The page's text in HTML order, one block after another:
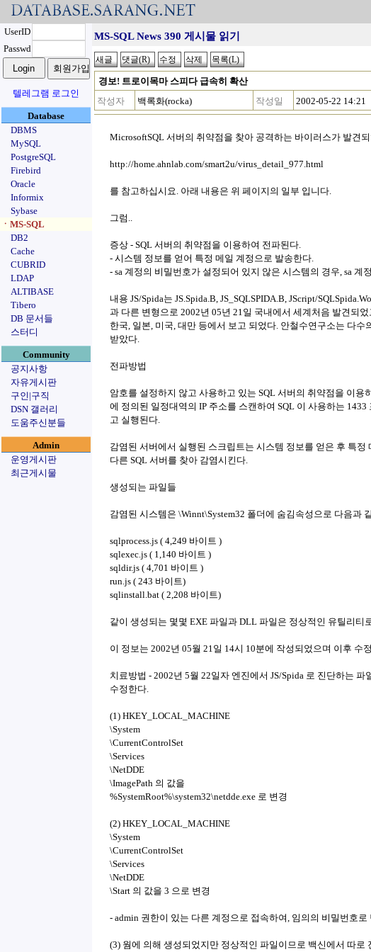
UserID
Passwd
텔레그램 로그인
Database
DBMS
MySQL
PostgreSQL
Firebird
Oracle
Informix
Sybase
ㆍMS-SQL
DB2
Cache
CUBRID
LDAP
ALTIBASE
Tibero
DB 문서들
스터디
Community
공지사항
자유게시판
구인|구직
DSN 갤러리
도움주신분들
Admin
운영게시판
최근게시물
MS-SQL News 390 게시물 읽기
경보! 트로이목마 스피다 급속히 확산
작성자
백록화(rocka) 작성일 2002-05-22 14:21
MicrosoftSQL 서버의 취약점을 찾아 공격하는 바이러스가 발견
http://home.ahnlab.com/smart2u/virus_detail_977.html
를 참고하십시요. 아래 내용은 위 페이지의 일부 입니다.
그럼..
증상 - SQL 서버의 취약점을 이용하여 전파된다.
- 시스템 정보를 얻어 특정 메일 계정으로 발송한다.
- sa 계정의 비밀번호가 설정되어 있지 않은 시스템의 경우, sa 계
내용 JS/Spida는 JS.Spida.B, JS_SQLSPIDA.B, JScript/
과 다른 변형으로 2002년 05년 21일 국내에서 세계처음 발견되
한국, 일본, 미국, 대만 등에서 보고 되었다. 안철수연구소는 다
받았다.
전파방법
암호를 설정하지 않고 사용하고 있는 SQL 서버의 취약점을 이용
에 정의된 일정대역의 IP 주소를 스캔하여 SQL 이 사용하는
고 실행된다.
감염된 서버에서 실행된 스크립트는 시스템 정보를 얻은 후 특정
다른 SQL 서버를 찾아 감염시킨다.
생성되는 파일들
감염된 시스템은 \Winnt\System32 폴더에 숨김속성으로 다음과
sqlprocess.js ( 4,249 바이트 )
sqlexec.js ( 1,140 바이트 )
sqldir.js ( 4,701 바이트 )
run.js ( 243 바이트)
sqlinstall.bat ( 2,208 바이트)
같이 생성되는 몇몇 EXE 파일과 DLL 파일은 정상적인 유틸리티
이 정보는 2002년 05월 21일 14시 10분에 작성되었으며 이후 수
치료방법 - 2002년 5월 22일자 엔진에서 JS/Spida 로 진단하는
수정한다.
(1) HKEY_LOCAL_MACHINE
\System
\CurrentControlSet
\Services
\NetDDE
\ImagePath 의 값을
%SystemRoot%\system32\netdde.exe 로 변경
(2) HKEY_LOCAL_MACHINE
\System
\CurrentControlSet
\Services
\NetDDE
\Start 의 값을 3 으로 변경
- admin 권한이 있는 다른 계정으로 접속하여, 임의의 비밀번호
(3) 웜에 의해 생성되었지만 정상적인 파일이므로 백신에서 따로